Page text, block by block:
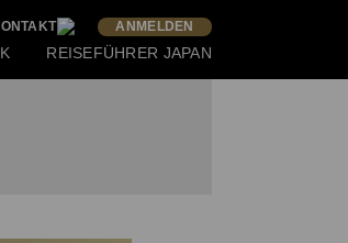
ANMELDEN
REISEFÜHRER JAPAN